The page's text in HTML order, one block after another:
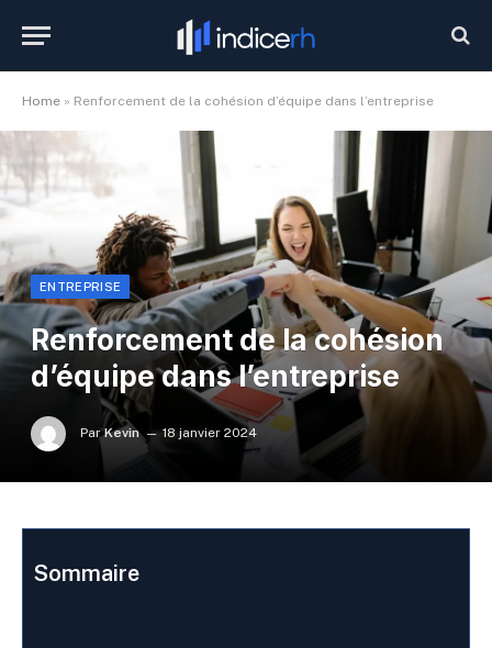
Home » Renforcement de la cohésion d’équipe dans l’entreprise
ENTREPRISE
Renforcement de la cohésion
d’équipe dans l’entreprise
Par Kevin 18 janvier 2024
Sommaire